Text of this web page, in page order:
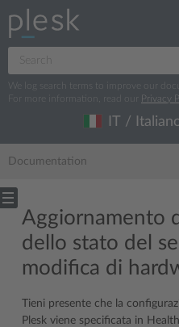
We log search terms to improve our
For more information, read our
Privacy
IT /
Documentation
Aggiornamento
dello stato del
modifica di
Tieni presente che la
Plesk viene specificata in